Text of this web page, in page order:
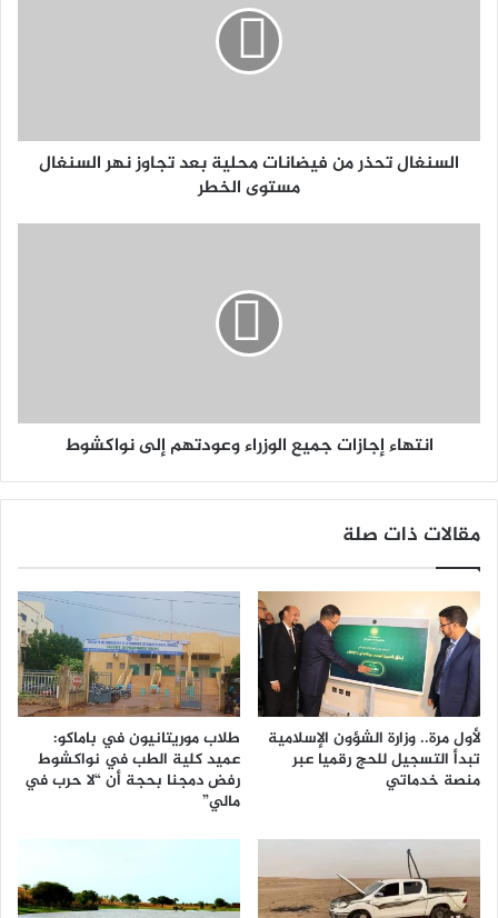
السنغال تحذر من فيضانات محلية بعد تجاوز نهر السنغال
مستوى الخطر
انتهاء إجازات جميع الوزراء وعودتهم إلى نواكشوط
مقالات ذات صلة
لأول مرة.. وزارة الشؤون الإسلامية
تبدأ التسجيل للحج رقميا عبر
منصة خدماتي
طلاب موريتانيون في باماكو:
عميد كلية الطب في نواكشوط
رفض دمجنا بحجة أن “لا حرب في
مالي”